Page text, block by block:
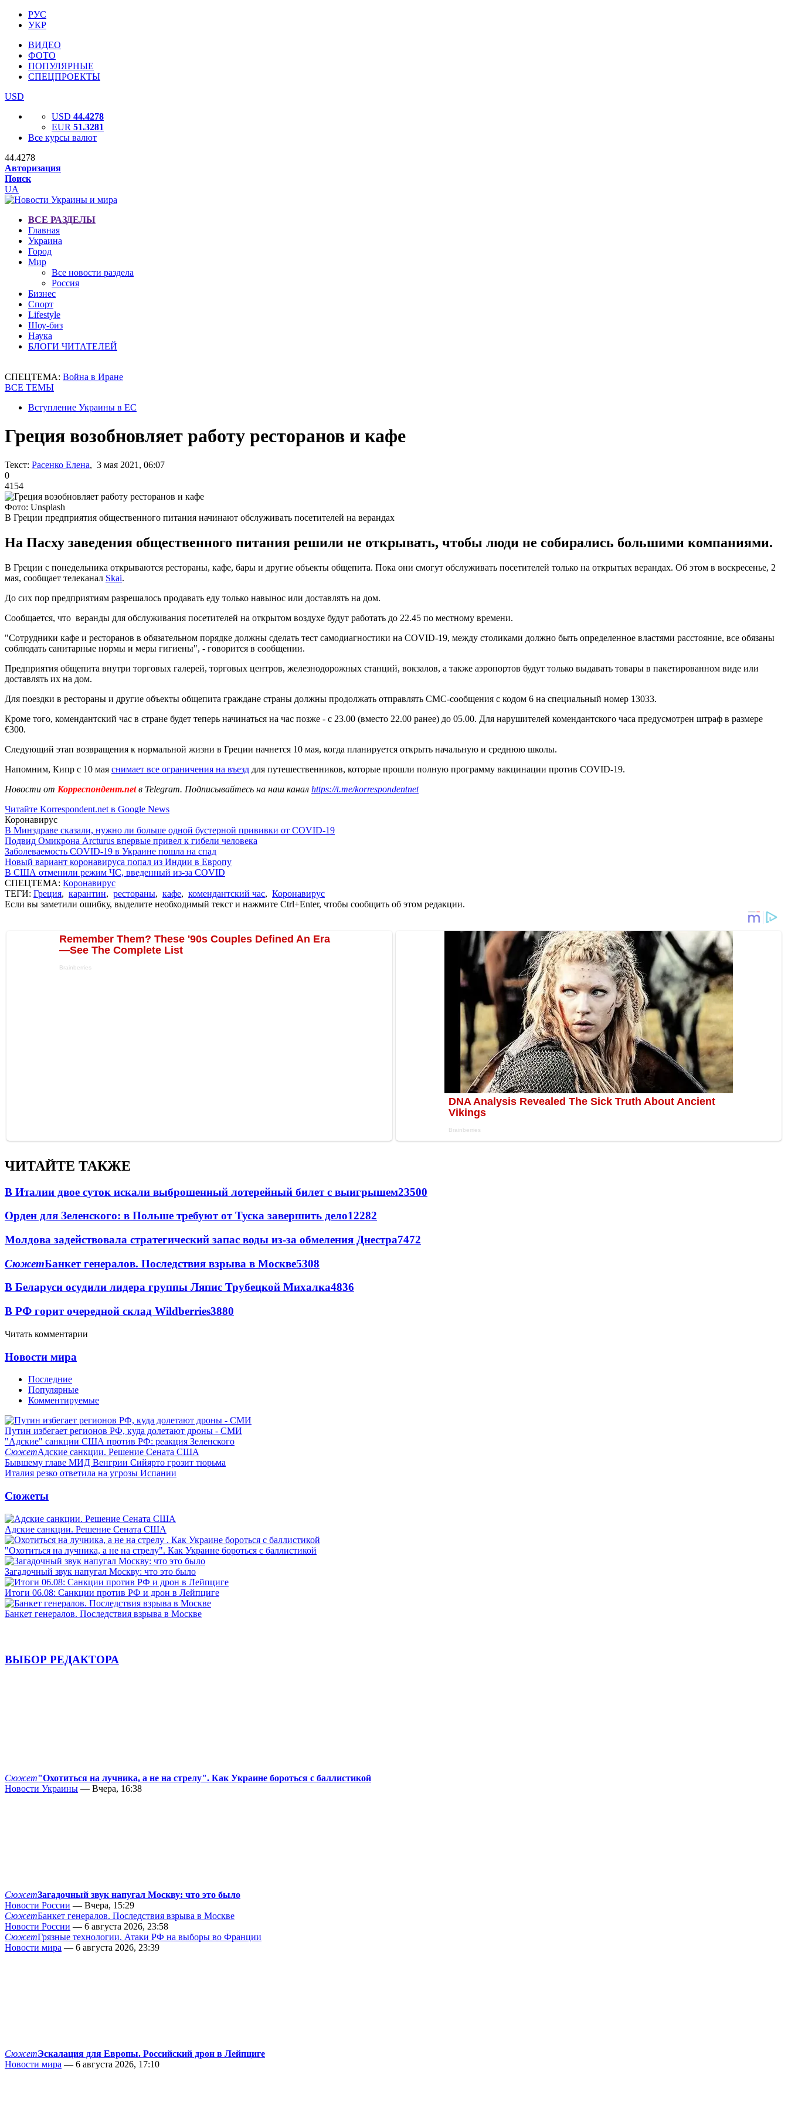
РУС
УКР
ВИДЕО
ФОТО
ПОПУЛЯРНЫЕ
СПЕЦПРОЕКТЫ
USD
USD 44.4278
EUR 51.3281
Все курсы валют
44.4278
Авторизация
Поиск
UA
ВСЕ РАЗДЕЛЫ
Главная
Украина
Город
Мир
Все новости раздела
Россия
Бизнес
Спорт
Lifestyle
Шоу-биз
Наука
БЛОГИ ЧИТАТЕЛЕЙ
СПЕЦТЕМА: Война в Иране
ВСЕ ТЕМЫ
Вступление Украины в ЕС
Греция возобновляет работу ресторанов и кафе
Текст: Расенко Елена, 3 мая 2021, 06:07
0
4154
Фото: Unsplash
В Греции предприятия общественного питания начинают обслуживать посетителей на верандах
На Пасху заведения общественного питания решили не открывать, чтобы люди не собирались большими компаниями.
В Греции с понедельника открываются рестораны, кафе, бары и другие объекты общепита. Пока они смогут обслуживать посетителей только на открытых верандах. Об этом в воскресенье, 2
мая, сообщает телеканал Skai.
До сих пор предприятиям разрешалось продавать еду только навынос или доставлять на дом.
Сообщается, что веранды для обслуживания посетителей на открытом воздухе будут работать до 22.45 по местному времени.
"Сотрудники кафе и ресторанов в обязательном порядке должны сделать тест самодиагностики на COVID-19, между столиками должно быть определенное властями расстояние, все обязаны
соблюдать санитарные нормы и меры гигиены", - говорится в сообщении.
Предприятия общепита внутри торговых галерей, торговых центров, железнодорожных станций, вокзалов, а также аэропортов будут только выдавать товары в пакетированном виде или
доставлять их на дом.
Для поездки в рестораны и другие объекты общепита граждане страны должны продолжать отправлять СМС-сообщения с кодом 6 на специальный номер 13033.
Кроме того, комендантский час в стране будет теперь начинаться на час позже - с 23.00 (вместо 22.00 ранее) до 05.00. Для нарушителей комендантского часа предусмотрен штраф в размере
€300.
Следующий этап возвращения к нормальной жизни в Греции начнется 10 мая, когда планируется открыть начальную и среднюю школы.
Напомним, Кипр с 10 мая снимает все ограничения на въезд для путешественников, которые прошли полную программу вакцинации против COVID-19.
Новости от Корреспондент.netв Telegram. Подписывайтесь на наш канал https://t.me/korrespondentnet
Читайте Korrespondent.net в Google News
Коронавирус
В Минздраве сказали, нужно ли больше одной бустерной прививки от COVID-19
Подвид Омикрона Arcturus впервые привел к гибели человека
Заболеваемость COVID-19 в Украине пошла на спад
Новый вариант коронавируса попал из Индии в Европу
В США отменили режим ЧС, введенный из-за COVID
СПЕЦТЕМА: Коронавирус
ТЕГИ: Греция, карантин, рестораны, кафе, комендантский час, Коронавирус
Если вы заметили ошибку, выделите необходимый текст и нажмите Ctrl+Enter, чтобы сообщить об этом редакции.
ЧИТАЙТЕ ТАКЖЕ
В Италии двое суток искали выброшенный лотерейный билет с выигрышем23500
Орден для Зеленского: в Польше требуют от Туска завершить дело12282
Молдова задействовала стратегический запас воды из-за обмеления Днестра7472
СюжетБанкет генералов. Последствия взрыва в Москве5308
В Беларуси осудили лидера группы Ляпис Трубецкой Михалка4836
В РФ горит очередной склад Wildberries3880
Читать комментарии
Новости мира
Последние
Популярные
Комментируемые
Путин избегает регионов РФ, куда долетают дроны - СМИ
"Адские" санкции США против РФ: реакция Зеленского
СюжетАдские санкции. Решение Сената США
Бывшему главе МИД Венгрии Сийярто грозит тюрьма
Италия резко ответила на угрозы Испании
Сюжеты
Адские санкции. Решение Сената США
"Охотиться на лучника, а не на стрелу". Как Украине бороться с баллистикой
Загадочный звук напугал Москву: что это было
Итоги 06.08: Санкции против РФ и дрон в Лейпциге
Банкет генералов. Последствия взрыва в Москве
ВЫБОР РЕДАКТОРА
Сюжет"Охотиться на лучника, а не на стрелу". Как Украине бороться с баллистикой
Новости Украины — Вчера, 16:38
СюжетЗагадочный звук напугал Москву: что это было
Новости России — Вчера, 15:29
СюжетБанкет генералов. Последствия взрыва в Москве
Новости России — 6 августа 2026, 23:58
СюжетГрязные технологии. Атаки РФ на выборы во Франции
Новости мира — 6 августа 2026, 23:39
СюжетЭскалация для Европы. Российский дрон в Лейпциге
Новости мира — 6 августа 2026, 17:10